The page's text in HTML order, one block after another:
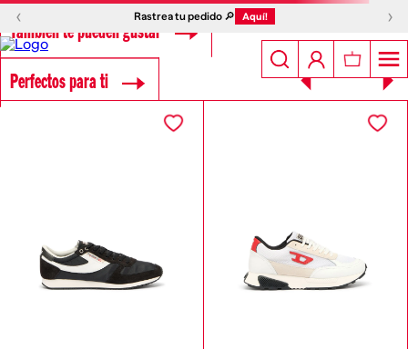
‹ Rastrea tu pedido 🔎 Aquí! ›
También te pueden gustar
Perfectos para ti